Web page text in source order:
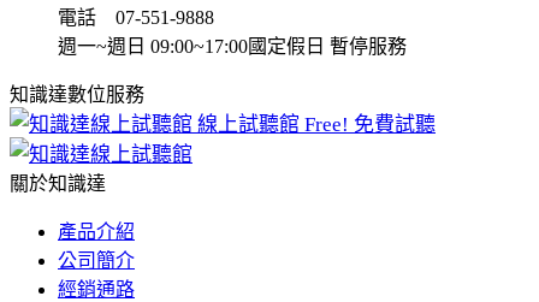
電話 07-551-9888
週一~週日 09:00~17:00國定假日 暫停服務
知識達數位服務
線上試聽館 Free! 免費試聽
關於知識達
產品介紹
公司簡介
經銷通路